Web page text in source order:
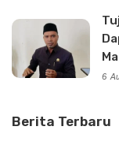
6
Berita Terbaru